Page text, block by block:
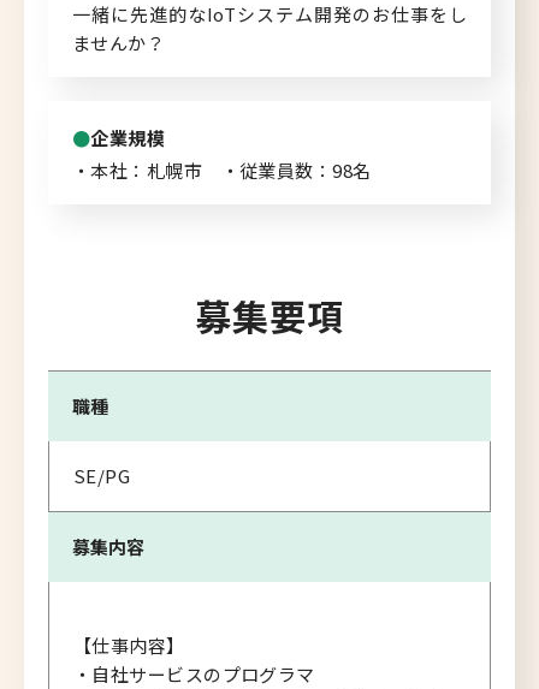
一緒に先進的なIoTシステム開発のお仕事をし
ませんか？
企業規模
・本社：札幌市 ・従業員数：98名
募集要項
職種
SE/PG
募集内容
【仕事内容】
・自社サービスのプログラマ